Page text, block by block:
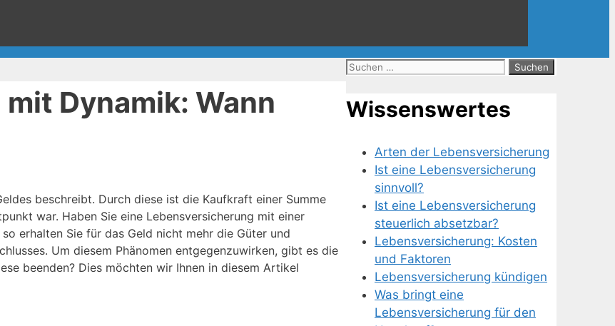
Dynamik: Wann
beschreibt. Durch diese ist die Kaufkraft einer Summe
war. Haben Sie eine Lebensversicherung mit einer
erhalten Sie für das Geld nicht mehr die Güter und
Um diesem Phänomen entgegenzuwirken, gibt es die
beenden? Dies möchten wir Ihnen in diesem Artikel
Suchen
Wissenswertes
Arten der Lebensversicherung
Ist eine Lebensversicherung
sinnvoll?
Ist eine Lebensversicherung
steuerlich absetzbar?
Lebensversicherung: Kosten
und Faktoren
Lebensversicherung kündigen
Was bringt eine
Lebensversicherung für den